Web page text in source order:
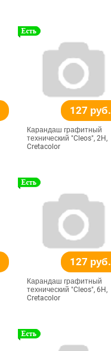
127 руб.
Карандаш графитный
технический "Cleos", 2H,
Cretacolor
127 руб.
Карандаш графитный
технический "Cleos", 6H,
Cretacolor